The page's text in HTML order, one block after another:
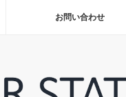
お問い合わせ